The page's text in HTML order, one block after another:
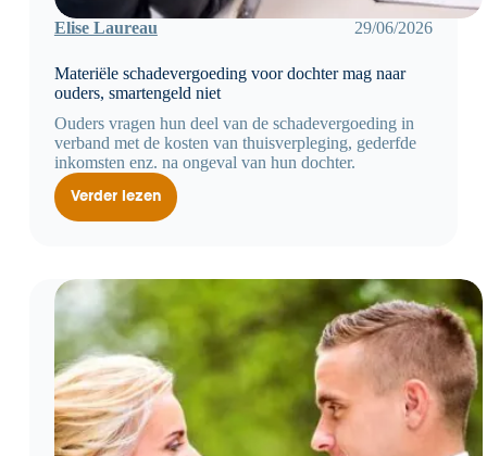
Elise Laureau 29/06/2026
Materiële schadevergoeding voor dochter mag naar
ouders, smartengeld niet
Ouders vragen hun deel van de schadevergoeding in
verband met de kosten van thuisverpleging, gederfde
inkomsten enz. na ongeval van hun dochter.
Verder lezen
Materiële
schadevergoeding
ouders,
niet